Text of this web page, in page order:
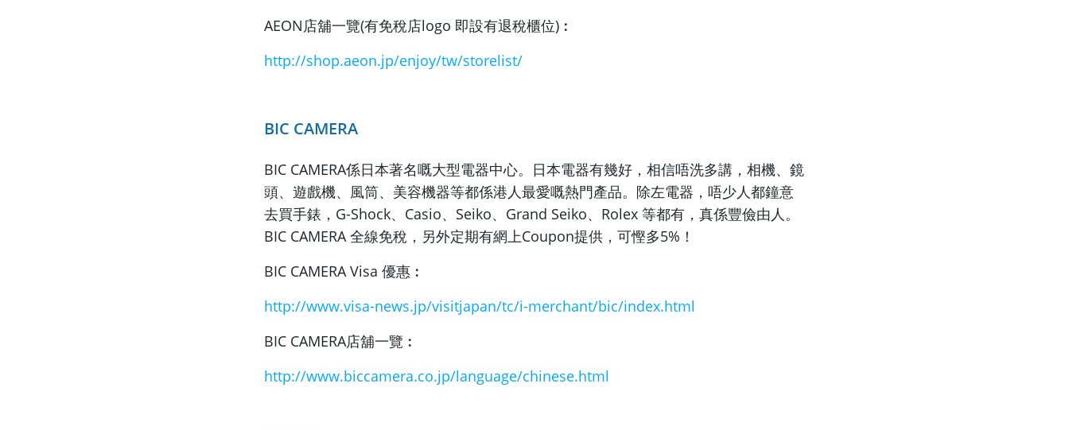
AEON店舖一覽(有免稅店logo 即設有退稅櫃位)︰
http://shop.aeon.jp/enjoy/tw/storelist/
BIC CAMERA
BIC CAMERA係日本著名嘅大型電器中心。 日本電器有幾好，相信唔洗多講，相機、鏡
頭、遊戲機、風筒、 美容機器等都係港人最愛嘅熱門產品。除左電器， 唔少人都鐘意
去買手錶，G-Shock、Casio、 Seiko、Grand Seiko、Rolex 等都有，真係豐儉由人。
BIC CAMERA 全線免稅，另外定期有網上Coupon提供，可慳多5%！
BIC CAMERA Visa 優惠︰
http://www.visa-news.jp/visitjapan/tc/i-merchant/bic/index.html
BIC CAMERA店舖一覽︰
http://www.biccamera.co.jp/language/chinese.html